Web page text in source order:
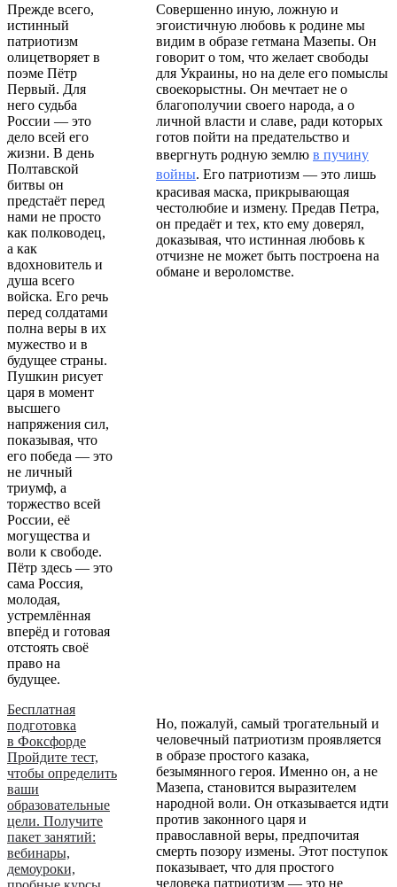
Прежде всего,
истинный
патриотизм
олицетворяет в
поэме Пётр
Первый. Для
него судьба
России — это
дело всей его
жизни. В день
Полтавской
битвы он
предстаёт перед
нами не просто
как полководец,
а как
вдохновитель и
душа всего
войска. Его речь
перед солдатами
полна веры в их
мужество и в
будущее страны.
Пушкин рисует
царя в момент
высшего
напряжения сил,
показывая, что
его победа — это
не личный
триумф, а
торжество всей
России, её
могущества и
воли к свободе.
Пётр здесь — это
сама Россия,
молодая,
устремлённая
вперёд и готовая
отстоять своё
право на
будущее.
Совершенно иную, ложную и
эгоистичную любовь к родине мы
видим в образе гетмана Мазепы. Он
говорит о том, что желает свободы
для Украины, но на деле его помыслы
своекорыстны. Он мечтает не о
благополучии своего народа, а о
личной власти и славе, ради которых
готов пойти на предательство и
ввергнуть родную землю в пучину
войны. Его патриотизм — это лишь
красивая маска, прикрывающая
честолюбие и измену. Предав Петра,
он предаёт и тех, кто ему доверял,
доказывая, что истинная любовь к
отчизне не может быть построена на
обмане и вероломстве.
Бесплатная
подготовка
в Фоксфорде
Пройдите тест,
чтобы определить
ваши
образовательные
цели. Получите
пакет занятий:
вебинары,
демоуроки,
Но, пожалуй, самый трогательный и
человечный патриотизм проявляется
в образе простого казака,
безымянного героя. Именно он, а не
Мазепа, становится выразителем
народной воли. Он отказывается идти
против законного царя и
православной веры, предпочитая
смерть позору измены. Этот поступок
показывает, что для простого
человека патриотизм — это не